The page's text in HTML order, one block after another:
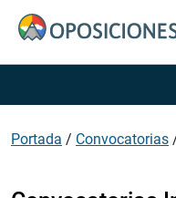
Portada / Convocatorias